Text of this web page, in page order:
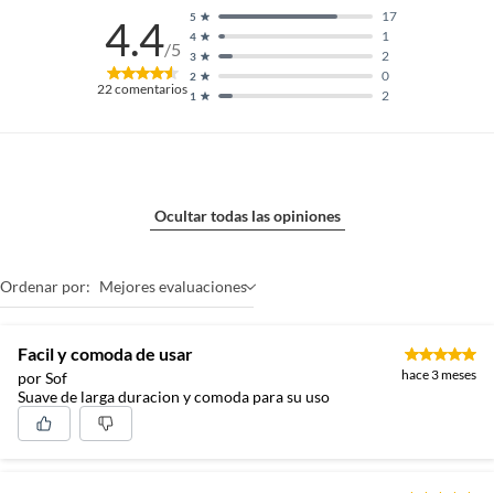
4.4/5
22comentarios 1 2
2 0
3 2
4 1
5 17
Ocultar todas las opiniones
Ordenar por: Mejores evaluaciones
Facil y comoda de usar
por Sof hace 3 meses
Suave de larga duracion y comoda para su uso